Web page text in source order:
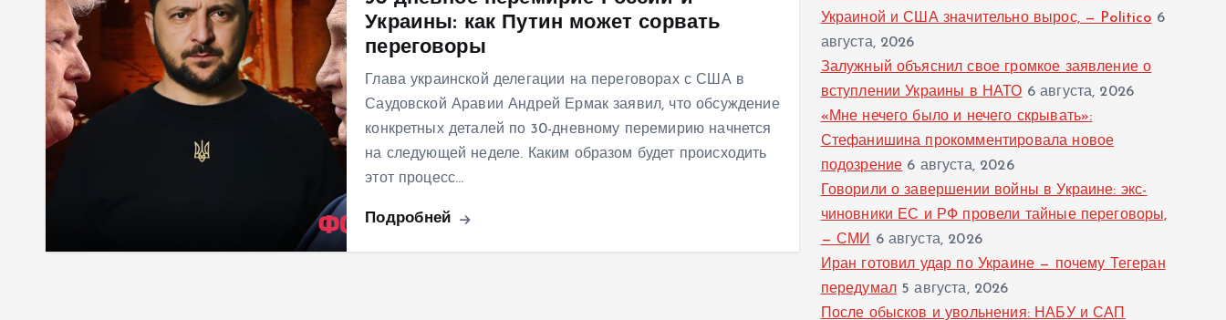
Украины: как Путин может сорвать
переговоры
Глава украинской делегации на переговорах с США в
Саудовской Аравии Андрей Ермак заявил, что обсуждение
конкретных деталей по 30-дневному перемирию начнется
на следующей неделе. Каким образом будет происходить
этот процесс…
Подробней
Украиной и США значительно вырос, — Politico 6
августа, 2026
Залужный объяснил свое громкое заявление о
вступлении Украины в НАТО 6 августа, 2026
«Мне нечего было и нечего скрывать»:
Стефанишина прокомментировала новое
подозрение 6 августа, 2026
Говорили о завершении войны в Украине: экс-
чиновники ЕС и РФ провели тайные переговоры,
— СМИ 6 августа, 2026
Иран готовил удар по Украине — почему Тегеран
передумал 5 августа, 2026
После обысков и увольнения: НАБУ и САП